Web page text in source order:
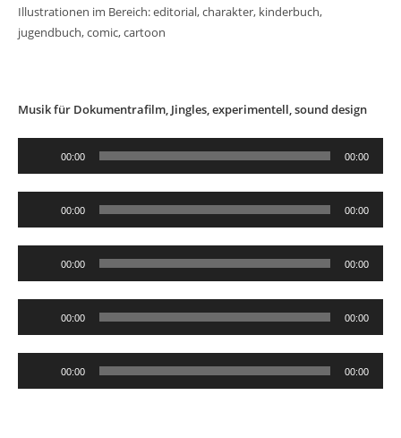
Illustrationen im Bereich: editorial, charakter, kinderbuch,
jugendbuch, comic, cartoon
Musik für Dokumentrafilm, Jingles, experimentell, sound design
00:00 00:00
00:00 00:00
00:00 00:00
00:00 00:00
00:00 00:00